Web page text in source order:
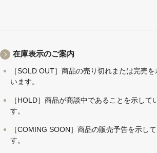
在庫表示のご案内
［SOLD OUT］商品の売り切れまたは完売を
います。
［HOLD］商品が商談中であることを示して
す。
［COMING SOON］商品の販売予告を示して
す。